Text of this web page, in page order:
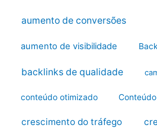
aumento de conversões
aumento de visibilidade
backlinks de qualidade
conteúdo otimizado
crescimento do tráfego